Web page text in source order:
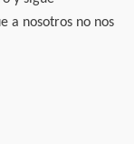
a nosotros no nos